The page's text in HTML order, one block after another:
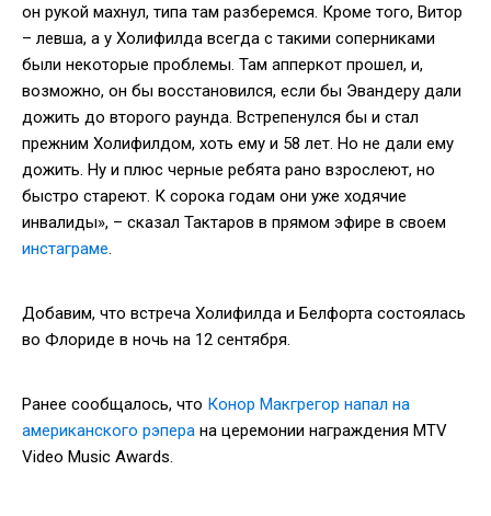
он рукой махнул, типа там разберемся. Кроме того, Витор
– левша, а у Холифилда всегда с такими соперниками
были некоторые проблемы. Там апперкот прошел, и,
возможно, он бы восстановился, если бы Эвандеру дали
дожить до второго раунда. Встрепенулся бы и стал
прежним Холифилдом, хоть ему и 58 лет. Но не дали ему
дожить. Ну и плюс черные ребята рано взрослеют, но
быстро стареют. К сорока годам они уже ходячие
инвалиды», – сказал Тактаров в прямом эфире в своем
инстаграме.
Добавим, что встреча Холифилда и Белфорта состоялась
во Флориде в ночь на 12 сентября.
Ранее сообщалось, что Конор Макгрегор напал на
американского рэпера на церемонии награждения MTV
Video Music Awards.